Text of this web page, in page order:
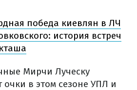
победа киевлян в ЛЧ
история встреч
Мирчи Луческу
очки в этом сезоне УПЛ и